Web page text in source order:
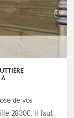
À
de vos
28300, il faut